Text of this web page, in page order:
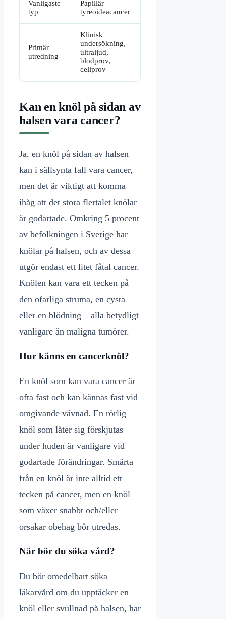
Vanligaste
typ
Papillär
tyreoideacancer
Primär
utredning
Klinisk
undersökning,
ultraljud,
blodprov,
cellprov
Kan en knöl på sidan av
halsen vara cancer?
Ja, en knöl på sidan av halsen
kan i sällsynta fall vara cancer,
men det är viktigt att komma
ihåg att det stora flertalet knölar
är godartade. Omkring 5 procent
av befolkningen i Sverige har
knölar på halsen, och av dessa
utgör endast ett litet fåtal cancer.
Knölen kan vara ett tecken på
den ofarliga struma, en cysta
eller en blödning – alla betydligt
vanligare än maligna tumörer.
Hur känns en cancerknöl?
En knöl som kan vara cancer är
ofta fast och kan kännas fast vid
omgivande vävnad. En rörlig
knöl som låter sig förskjutas
under huden är vanligare vid
godartade förändringar. Smärta
från en knöl är inte alltid ett
tecken på cancer, men en knöl
som växer snabbt och/eller
orsakar obehag bör utredas.
När bör du söka vård?
Du bör omedelbart söka
läkarvård om du upptäcker en
knöl eller svullnad på halsen, har